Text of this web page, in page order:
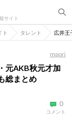
サイト
ト タレント 広井王
mpori
元AKB秋元才加
総まとめ
0
コメント